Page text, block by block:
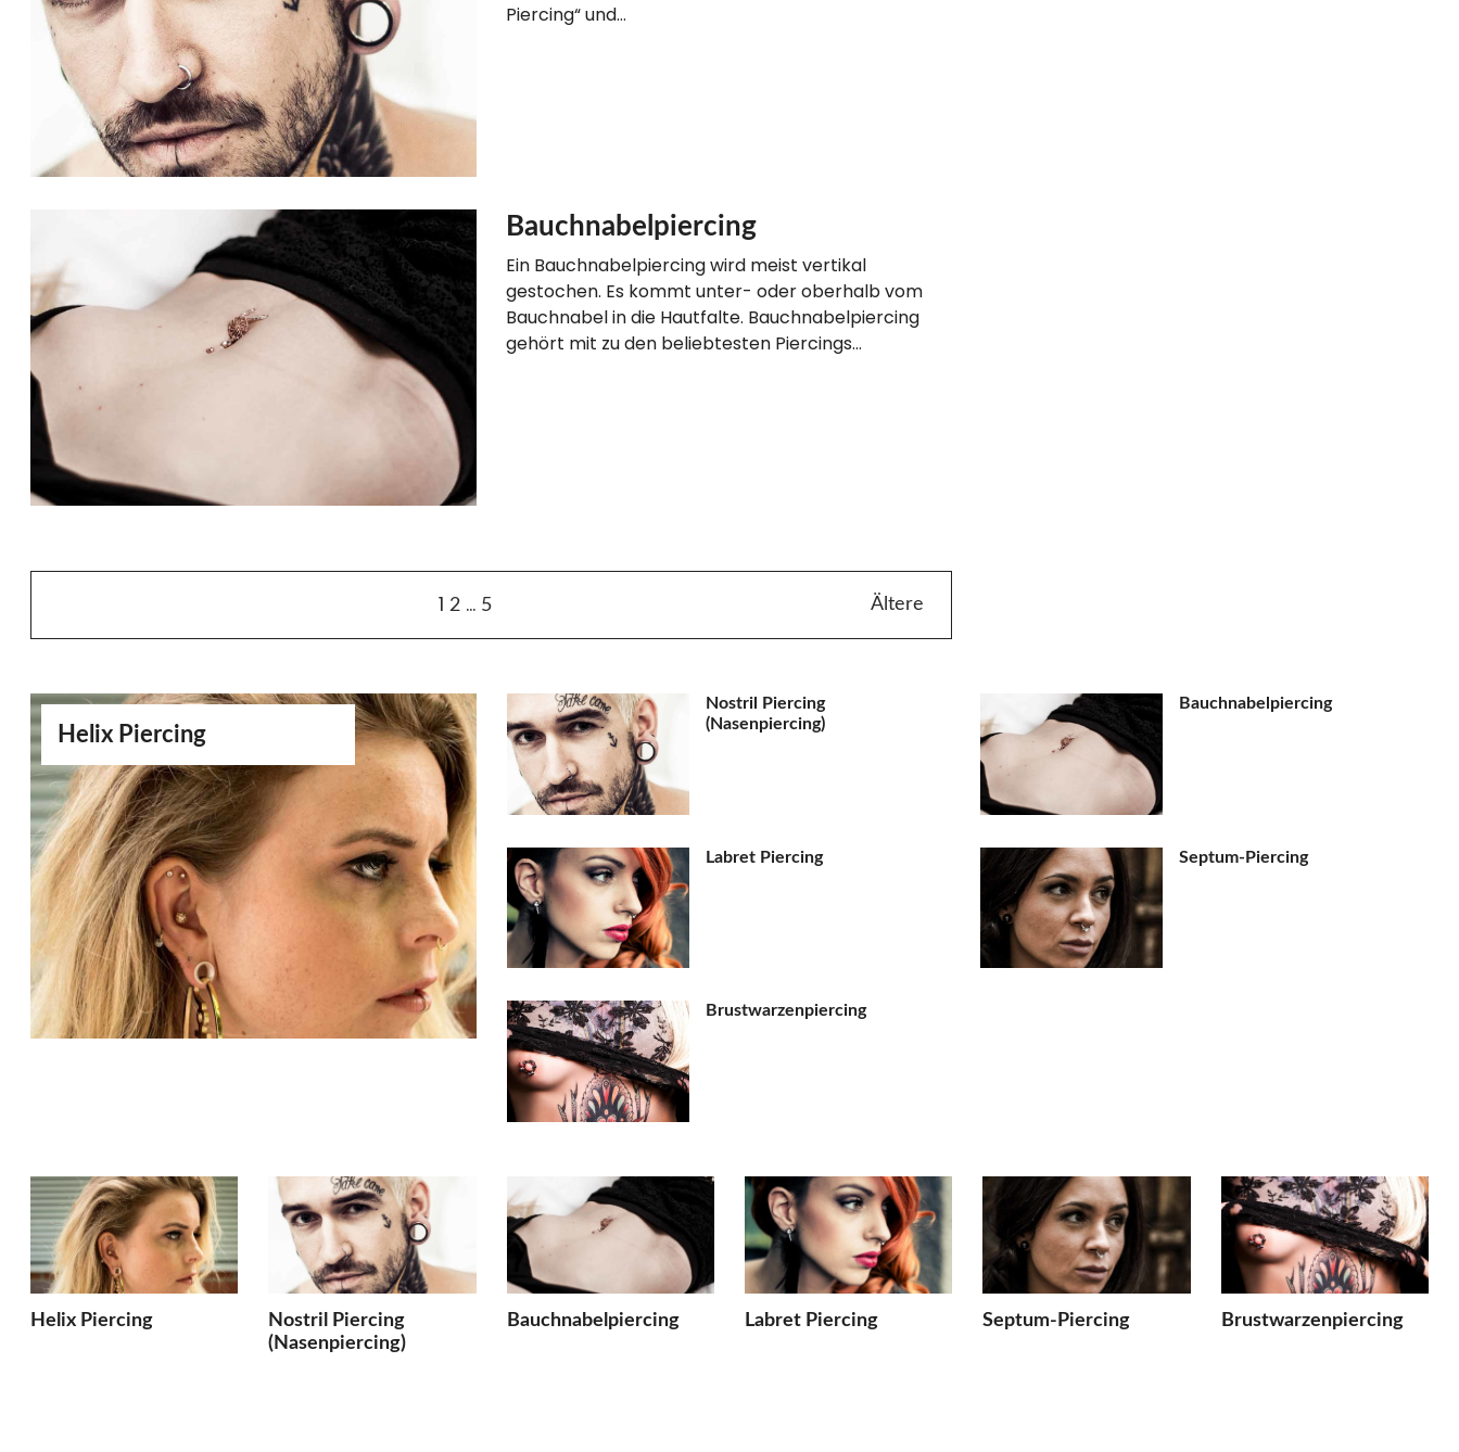
Piercing“ und…
Bauchnabelpiercing
Ein Bauchnabelpiercing wird meist vertikal
gestochen. Es kommt unter- oder oberhalb vom
Bauchnabel in die Hautfalte. Bauchnabelpiercing
gehört mit zu den beliebtesten Piercings…
1 2 … 5 Ältere
Helix Piercing
Nostril Piercing
(Nasenpiercing)
Bauchnabelpiercing
Labret Piercing Septum-Piercing
Brustwarzenpiercing
Helix Piercing
Nostril Piercing
(Nasenpiercing)
Bauchnabelpiercing Labret Piercing Septum-Piercing Brustwarzenpiercing